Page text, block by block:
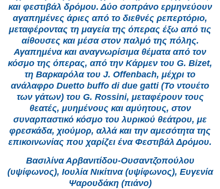
και φεστιβάλ δρόμου. Δύο σοπράνο ερμηνεύουν
αγαπημένες άριες από το διεθνές ρεπερτόριο,
μεταφέροντας τη μαγεία της όπερας έξω από τις
αίθουσες και μέσα στον παλμό της πόλης.
Αγαπημένα και αναγνωρίσιμα θέματα από τον
κόσμο της όπερας, από την Κάρμεν του G. Bizet,
τη Βαρκαρόλα του J. Offenbach, μέχρι το
ανάλαφρο Duetto buffo di due gatti (To ντουέτο
των γάτων) του G. Rossini, μεταφέρουν τους
θεατές, μυημένους και αμύητους, στον
συναρπαστικό κόσμο του λυρικού θεάτρου, με
φρεσκάδα, χιούμορ, αλλά και την αμεσότητα της
επικοινωνίας που χαρίζει ένα Φεστιβάλ Δρόμου.
Βασιλίνα Αρβανιτίδου-Ουσαντζοπούλου
(υψίφωνος), Ιουλία Νικίτινα (υψίφωνος), Ευγενία
Ψαρουδάκη (πιάνο)